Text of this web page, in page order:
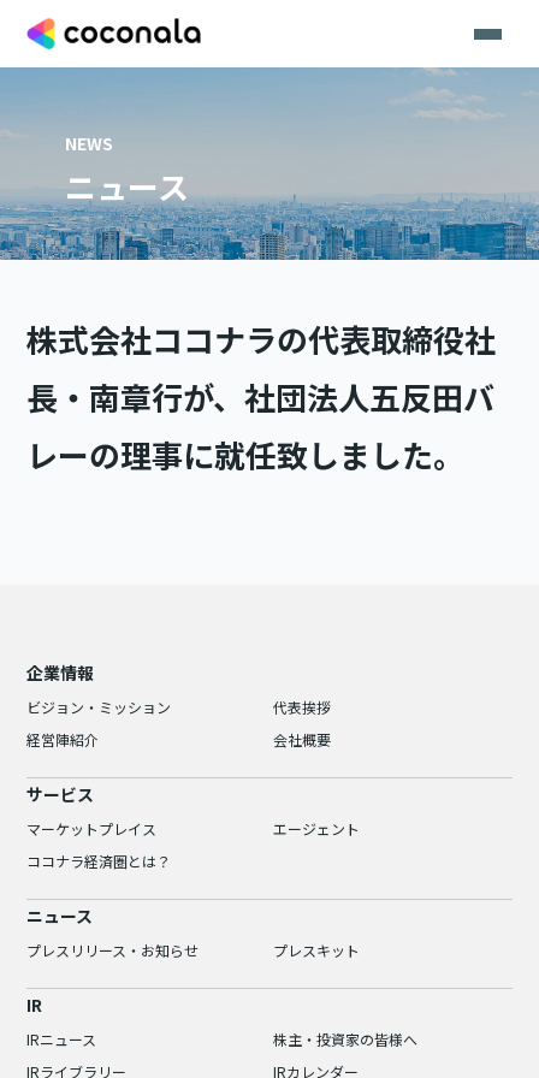
NEWS
ニュース
株式会社ココナラの代表取締役社
長・南章行が、社団法人五反田バ
レーの理事に就任致しました。
企業情報
ビジョン・ミッション
代表挨拶
経営陣紹介
会社概要
サービス
マーケットプレイス
エージェント
ココナラ経済圏とは？
ニュース
プレスリリース・お知らせ プレスキット
IR
IRニュース
株主・投資家の皆様へ
IRライブラリー
IRカレンダー